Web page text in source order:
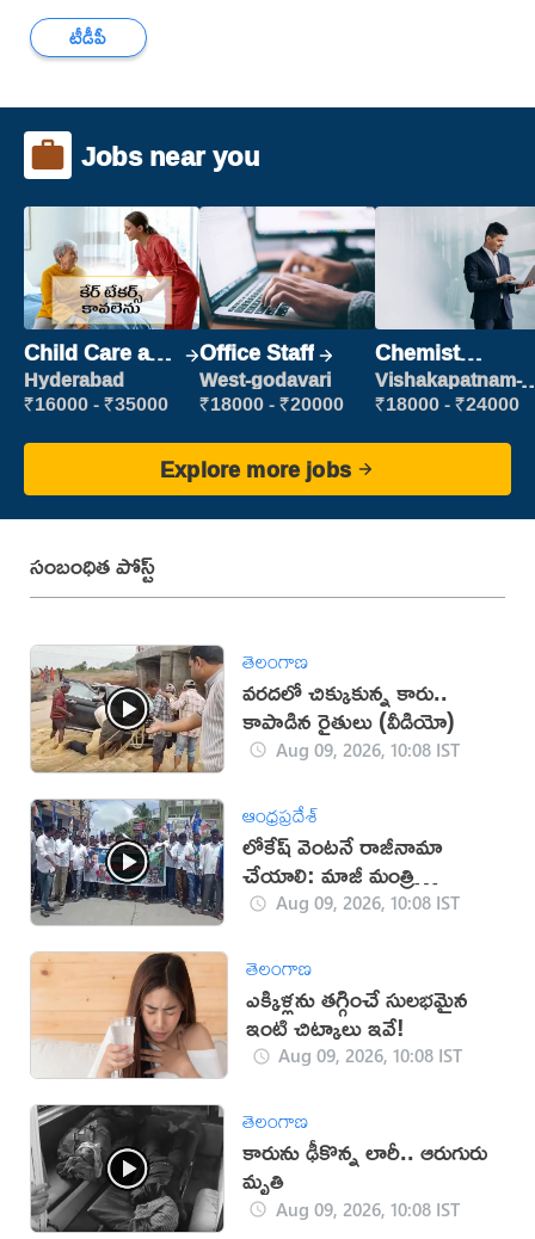
టీడీపీ
Jobs near you
Child Care and
Patient care
Hyderabad
₹16000 - ₹35000
Office Staff
West-godavari
₹18000 - ₹20000
Chemist
Production
Executive
Vishakapatnam-
new
₹18000 - ₹24000
Explore more jobs
సంబంధిత పోస్ట్
తెలంగాణ
వరదలో చిక్కుకున్న కారు..
కాపాడిన రైతులు (వీడియో)
Aug 09, 2026, 10:08 IST
ఆంధ్రప్రదేశ్
లోకేష్ వెంట‌నే రాజీనామా
చేయాలి: మాజీ మంత్రి
ఉషాశ్రీచరణ్
Aug 09, 2026, 10:08 IST
తెలంగాణ
ఎక్కిళ్లను తగ్గించే సులభమైన
ఇంటి చిట్కాలు ఇవే!
Aug 09, 2026, 10:08 IST
తెలంగాణ
కారును ఢీకొన్న లారీ.. ఆరుగురు
మృతి
Aug 09, 2026, 10:08 IST